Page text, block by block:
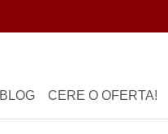
BLOG CERE O OFERTA!